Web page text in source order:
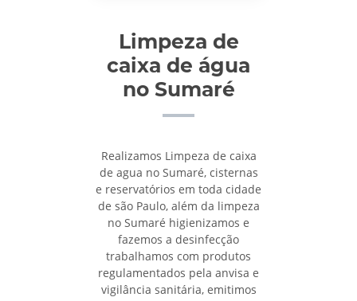
Limpeza de
caixa de água
no Sumaré
Realizamos Limpeza de caixa
de agua no Sumaré, cisternas
e reservatórios em toda cidade
de são Paulo, além da limpeza
no Sumaré higienizamos e
fazemos a desinfecção
trabalhamos com produtos
regulamentados pela anvisa e
vigilância sanitária, emitimos